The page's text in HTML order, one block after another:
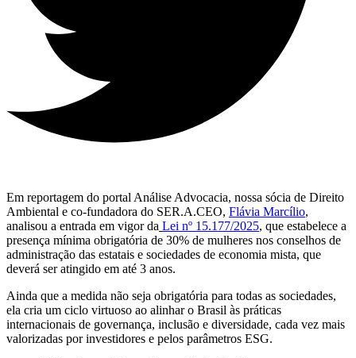
Em reportagem do portal Análise Advocacia, nossa sócia de Direito
Ambiental e co-fundadora do SER.A.CEO, Flávia Marcílio,
analisou a entrada em vigor da Lei nº 15.177/2025, que estabelece a
presença mínima obrigatória de 30% de mulheres nos conselhos de
administração das estatais e sociedades de economia mista, que
deverá ser atingido em até 3 anos.
Ainda que a medida não seja obrigatória para todas as sociedades,
ela cria um ciclo virtuoso ao alinhar o Brasil às práticas
internacionais de governança, inclusão e diversidade, cada vez mais
valorizadas por investidores e pelos parâmetros ESG.